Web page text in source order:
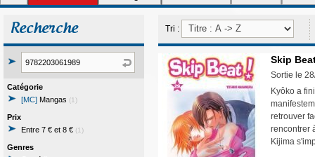
Recherche
Catégorie
[MC] Mangas (1)
Prix
Entre 7 € et 8 € (1)
Genres
Tri :
Skip
Sortie le
Kyôko a
retrouver
rencontrer
Kijima